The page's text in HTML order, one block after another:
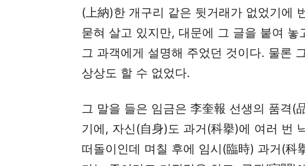
(上納)한 개구리 같은 뒷거래가 없었기에
묻혀 살고 있지만, 대문에 그 글을 붙여
그 과객에게 설명해 주었던 것이다. 물론
상상도 할 수 없었다.
그 말을 들은 임금은 李奎報 선생의 품격(
기에, 자신(自身)도 과거(科擧)에 여러 번
떠돌이인데 며칠 후에 임시(臨時) 과거(科